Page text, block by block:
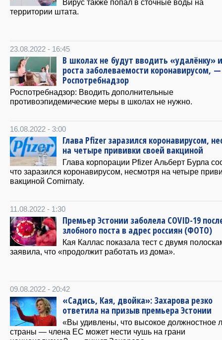
Вирус также попал в сточные воды на
территории штата.
23.08.2022 - 16:45
В школах не будут вводить «удалёнку»
роста заболеваемости коронавирусом, —
Роспотребнадзор
Роспотребнадзор: Вводить дополнительные
противоэпидемические меры в школах не нужно.
16.08.2022 - 3:00
Глава Pfizer заразился коронавирусом,
на четыре прививки своей вакциной
Глава корпорации Pfizer Альберт Бурла
что заразился коронавирусом, несмотря на четыре
вакциной Comirnaty.
11.08.2022 - 1:30
Премьер Эстонии заболела COVID-19
злобного поста в адрес россиян (ФОТО)
Кая Каллас показала тест с двумя
заявила, что «продолжит работать из дома».
09.08.2022 - 20:42
«Садись, Кая, двойка»: Захарова резко
ответила на призыв премьера Эстонии
«Вы удивлены, что высокое должностное
страны — члена ЕС может нести чушь на грани